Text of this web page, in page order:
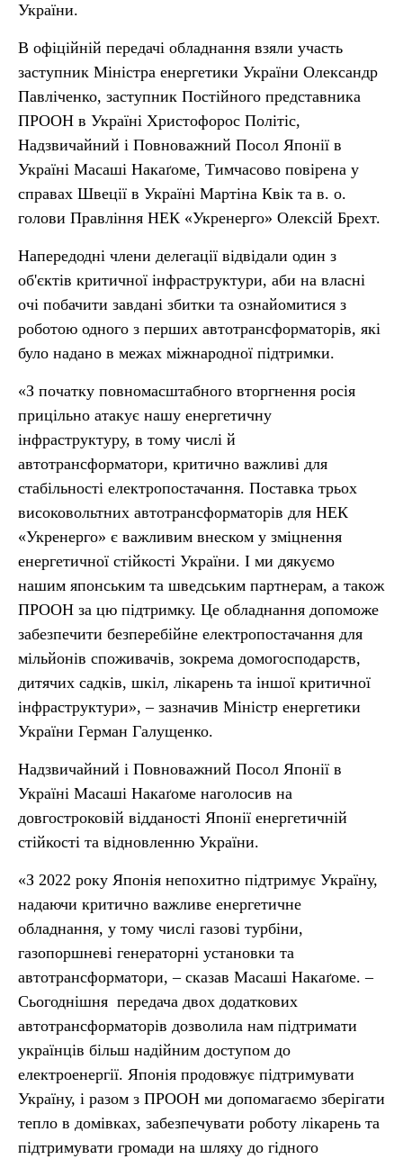
України.
В офіційній передачі обладнання взяли участь
заступник Міністра енергетики України Олександр
Павліченко, заступник Постійного представника
ПРООН в Україні Христофорос Політіс,
Надзвичайний і Повноважний Посол Японії в
Україні Масаші Накаґоме, Тимчасово повірена у
справах Швеції в Україні Мартіна Квік та в. о.
голови Правління НЕК «Укренерго» Олексій Брехт.
Напередодні члени делегації відвідали один з
об'єктів критичної інфраструктури, аби на власні
очі побачити завдані збитки та ознайомитися з
роботою одного з перших автотрансформаторів, які
було надано в межах міжнародної підтримки.
«З початку повномасштабного вторгнення росія
прицільно атакує нашу енергетичну
інфраструктуру, в тому числі й
автотрансформатори, критично важливі для
стабільності електропостачання. Поставка трьох
високовольтних автотрансформаторів для НЕК
«Укренерго» є важливим внеском у зміцнення
енергетичної стійкості України. І ми дякуємо
нашим японським та шведським партнерам, а також
ПРООН за цю підтримку. Це обладнання допоможе
забезпечити безперебійне електропостачання для
мільйонів споживачів, зокрема домогосподарств,
дитячих садків, шкіл, лікарень та іншої критичної
інфраструктури», – зазначив Міністр енергетики
України Герман Галущенко.
Надзвичайний і Повноважний Посол Японії в
Україні Масаші Накаґоме наголосив на
довгостроковій відданості Японії енергетичній
стійкості та відновленню України.
«З 2022 року Японія непохитно підтримує Україну,
надаючи критично важливе енергетичне
обладнання, у тому числі газові турбіни,
газопоршневі генераторні установки та
автотрансформатори, – сказав Масаші Накаґоме. –
Сьогоднішня передача двох додаткових
автотрансформаторів дозволила нам підтримати
українців більш надійним доступом до
електроенергії. Японія продовжує підтримувати
Україну, і разом з ПРООН ми допомагаємо зберігати
тепло в домівках, забезпечувати роботу лікарень та
підтримувати громади на шляху до гідного